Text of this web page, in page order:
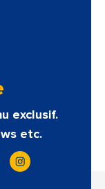
exclusif.
etc.